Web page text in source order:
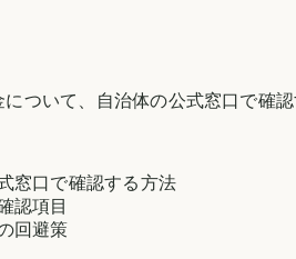
ついて、自治体の公式窓口で確
窓口で確認する方法
認項目
回避策